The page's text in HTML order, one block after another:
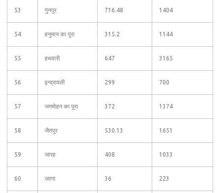
53 गुनपुर 716.48 1404
54 हनुमान का पुरा 315.2 1144
55 हथवारी 647 3165
56 इन्द्रावली 299 700
57 जगमोहन का पुरा 372 1374
58 जैतपुर 530.13 1651
59 जारह 408 1033
60 जरगा 36 223